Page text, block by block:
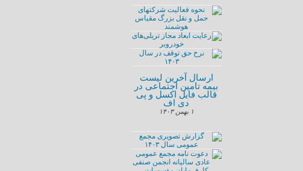
ارسال آخرین لیست
بیمه تامین اجتماعی در
قالب فایل اکسل و پی
دی اف
۱ بهمن ۱۴۰۳